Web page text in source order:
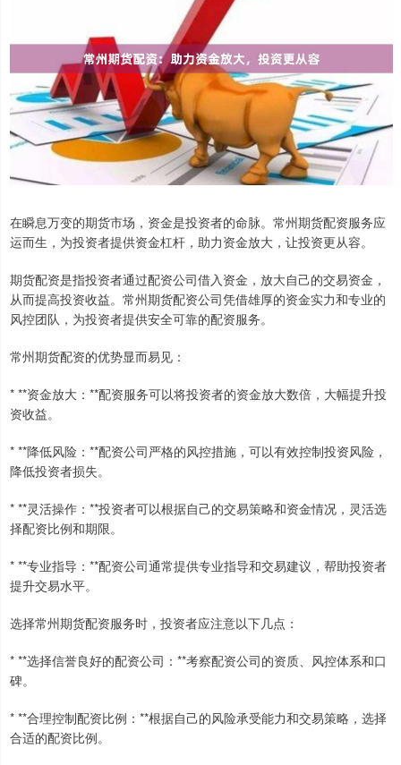
在瞬息万变的期货市场，资金是投资者的命脉。常州期货配资服务应
运而生，为投资者提供资金杠杆，助力资金放大，让投资更从容。
期货配资是指投资者通过配资公司借入资金，放大自己的交易资金，
从而提高投资收益。常州期货配资公司凭借雄厚的资金实力和专业的
风控团队，为投资者提供安全可靠的配资服务。
常州期货配资的优势显而易见：
* **资金放大：**配资服务可以将投资者的资金放大数倍，大幅提升投
资收益。
* **降低风险：**配资公司严格的风控措施，可以有效控制投资风险，
降低投资者损失。
* **灵活操作：**投资者可以根据自己的交易策略和资金情况，灵活选
择配资比例和期限。
* **专业指导：**配资公司通常提供专业指导和交易建议，帮助投资者
提升交易水平。
选择常州期货配资服务时，投资者应注意以下几点：
* **选择信誉良好的配资公司：**考察配资公司的资质、风控体系和口
碑。
* **合理控制配资比例：**根据自己的风险承受能力和交易策略，选择
合适的配资比例。